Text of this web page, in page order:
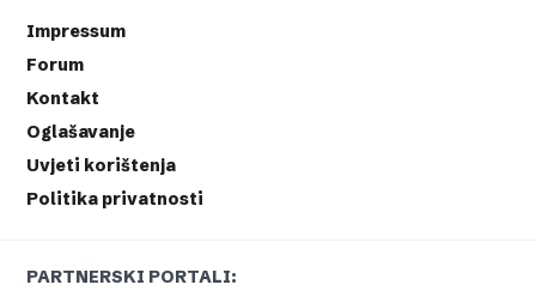
Impressum
Forum
Kontakt
Oglašavanje
Uvjeti korištenja
Politika privatnosti
PARTNERSKI PORTALI: